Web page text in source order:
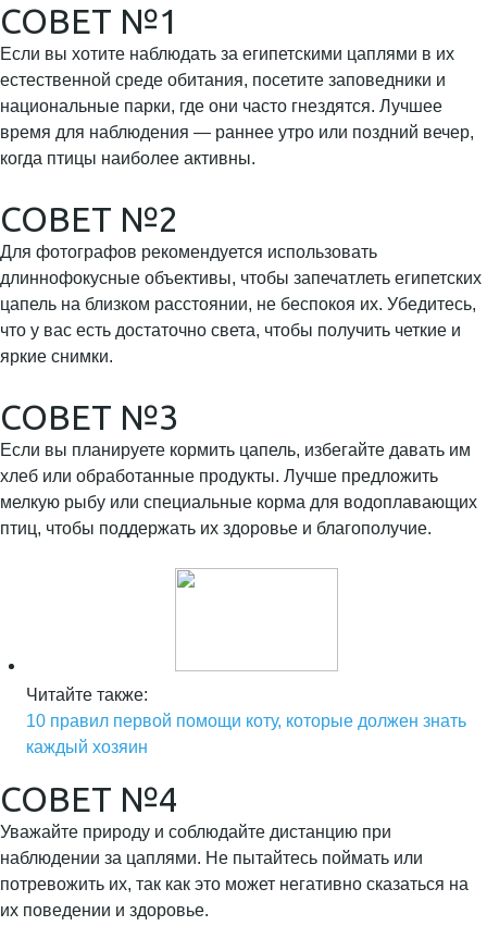
СОВЕТ №1
Если вы хотите наблюдать за египетскими цаплями в их
естественной среде обитания, посетите заповедники и
национальные парки, где они часто гнездятся. Лучшее
время для наблюдения — раннее утро или поздний вечер,
когда птицы наиболее активны.
СОВЕТ №2
Для фотографов рекомендуется использовать
длиннофокусные объективы, чтобы запечатлеть египетских
цапель на близком расстоянии, не беспокоя их. Убедитесь,
что у вас есть достаточно света, чтобы получить четкие и
яркие снимки.
СОВЕТ №3
Если вы планируете кормить цапель, избегайте давать им
хлеб или обработанные продукты. Лучше предложить
мелкую рыбу или специальные корма для водоплавающих
птиц, чтобы поддержать их здоровье и благополучие.
Читайте также:
10 правил первой помощи коту, которые должен знать
каждый хозяин
СОВЕТ №4
Уважайте природу и соблюдайте дистанцию при
наблюдении за цаплями. Не пытайтесь поймать или
потревожить их, так как это может негативно сказаться на
их поведении и здоровье.